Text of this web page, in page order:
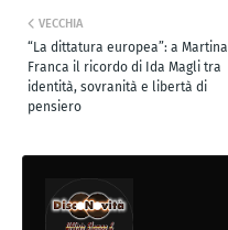
VECCHIA
“La dittatura europea”: a Martina
Franca il ricordo di Ida Magli tra
identità, sovranità e libertà di
pensiero